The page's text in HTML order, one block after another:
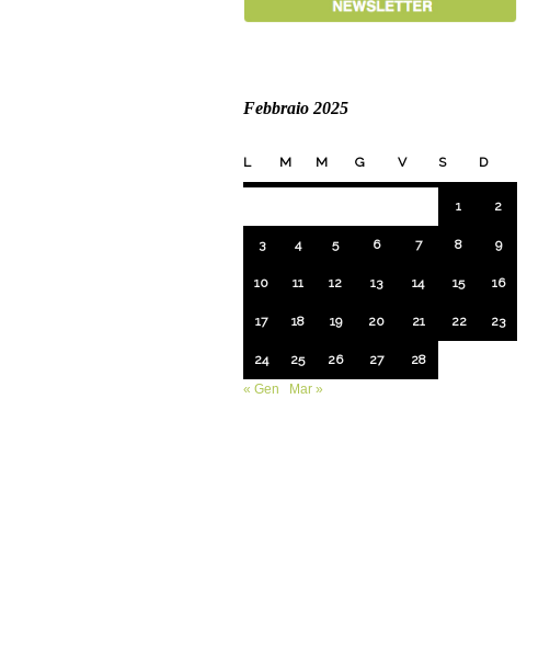
Febbraio 2025
L M M G V S D
1 2
3 4 5 6 7 8 9
10 11 12 13 14 15 16
17 18 19 20 21 22 23
24 25 26 27
28
« Gen
Mar »